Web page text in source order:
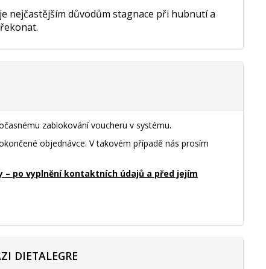
nejčastějším důvodům stagnace při hubnutí a
zablokování voucheru v systému.
objednávce. V takovém případě nás prosím
– po vyplnění kontaktních údajů a před jejím
DIETALEGRE